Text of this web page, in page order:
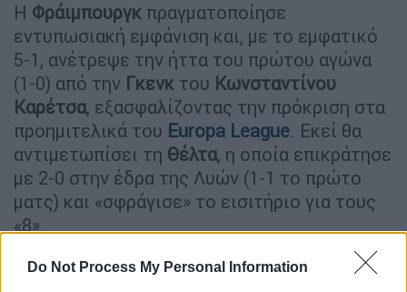
Do Not Process My Personal Information
Η Φράιμπουργκ πραγματοποίησε
εντυπωσιακή εμφάνιση και, με το εμφατικό
5-1, ανέτρεψε την ήττα του πρώτου αγώνα
(1-0) από την Γκενκ του Κωνσταντίνου
Καρέτσα, εξασφαλίζοντας την πρόκριση στα
προημιτελικά του Europa League. Εκεί θα
αντιμετωπίσει τη Θέλτα, η οποία επικράτησε
με 2-0 στην έδρα της Λυών (1-1 το πρώτο
ματς) και «σφράγισε» το εισιτήριο για τους
«8».
ΔΙΑΒΑΣΤΕ ΕΠΙΣΗΣ